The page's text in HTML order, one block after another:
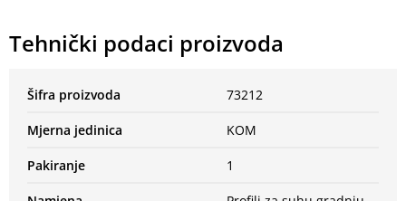
Tehnički podaci proizvoda
Šifra proizvoda 73212
Mjerna jedinica KOM
Pakiranje 1